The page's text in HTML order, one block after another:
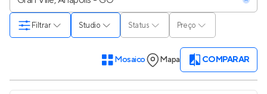
Studio Status Preço
Filtrar
Mosaico Mapa COMPARAR